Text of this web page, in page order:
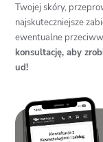
Twojej skóry,
najskuteczniejsze
ewentualne
konsultację, aby
ud!